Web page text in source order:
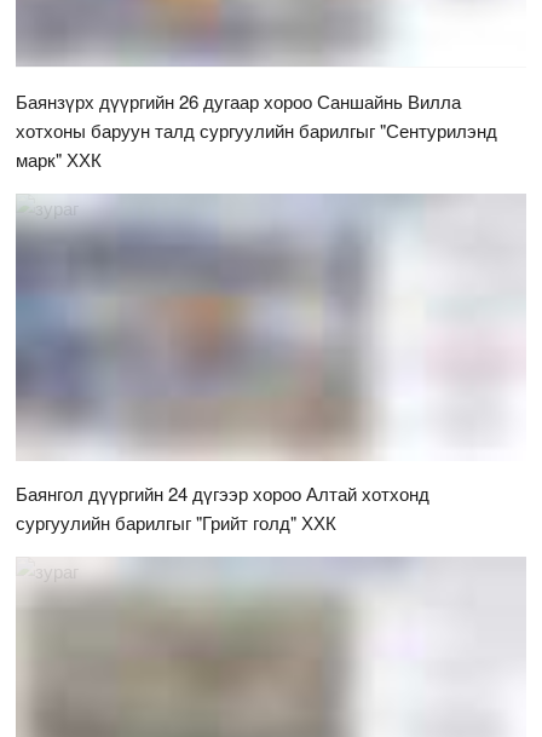
Баянзүрх дүүргийн 26 дугаар хороо Саншайнь Вилла
хотхоны баруун талд сургуулийн барилгыг "Сентурилэнд
марк" ХХК
Баянгол дүүргийн 24 дүгээр хороо Алтай хотхонд
сургуулийн барилгыг "Грийт голд" ХХК